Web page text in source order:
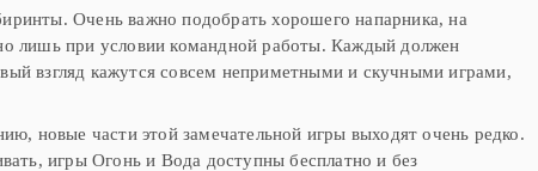
Очень важно подобрать хорошего напарника, на
лишь при условии командной работы. Каждый должен
взгляд кажутся совсем неприметными и скучными играми,
новые части этой замечательной игры выходят очень редко.
игры Огонь и Вода доступны бесплатно и без